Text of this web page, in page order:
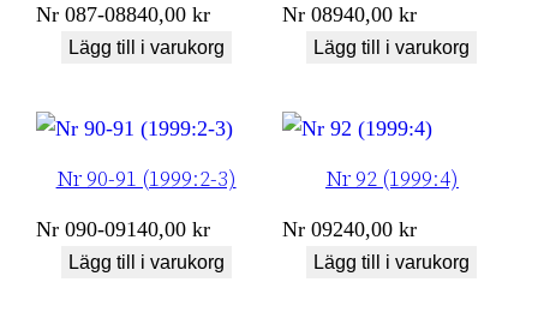
Nr 087-08840,00kr
Lägg till i varukorg
Nr 08940,00kr
Lägg till i varukorg
Nr 90-91 (1999:2-3)
Nr 090-09140,00kr
Lägg till i varukorg
Nr 92 (1999:4)
Nr 09240,00kr
Lägg till i varukorg